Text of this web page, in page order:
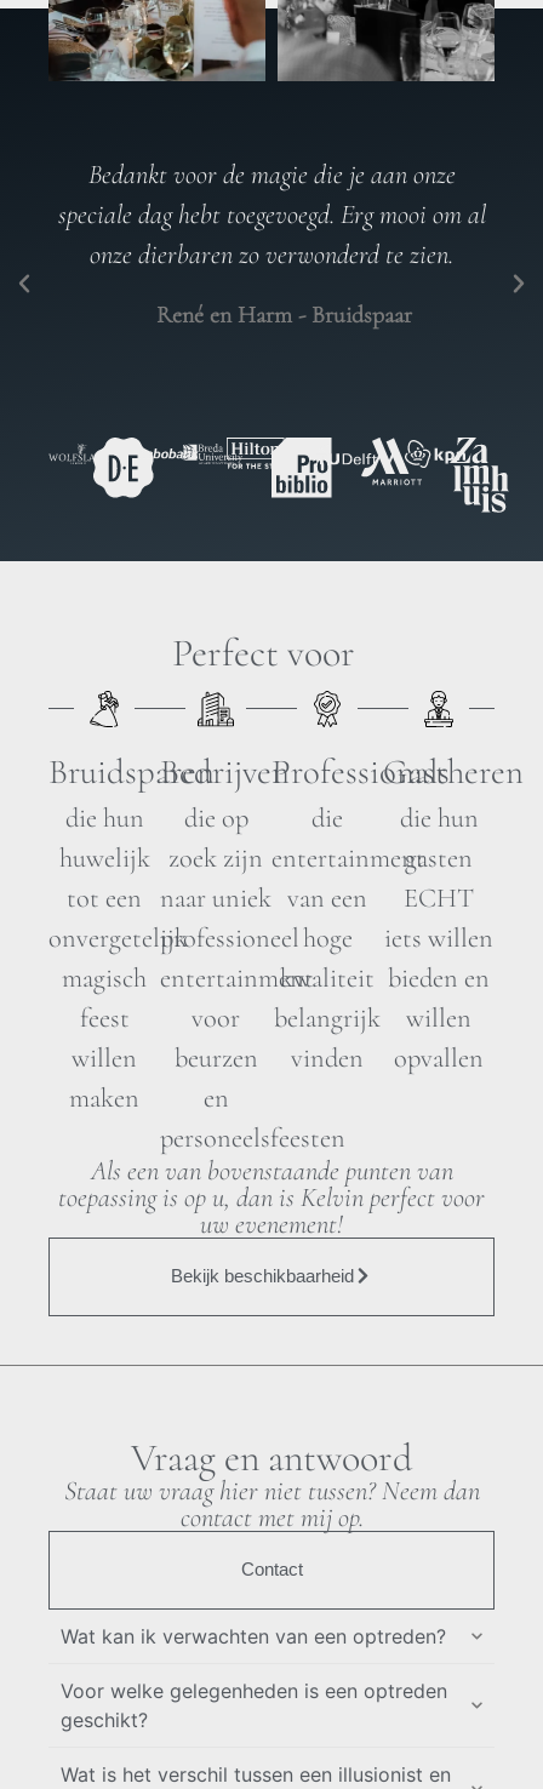
Heel erg bedankt voor jouw magische
toevoeging aan de avond. Hoor nog steeds van
mensen hoe ze onder de indruk waren. Erg
het programma.
Perfect voor
Bruidsparen
die hun
huwelijk
tot een
onvergetelijk
magisch
feest
willen
maken
Bedrijven
die op
zoek zijn
naar uniek
professioneel
entertainment
voor
beurzen
en
personeelsfeesten
Professionals
die
entertainment
van een
hoge
kwaliteit
belangrijk
vinden
Gastheren
die hun
gasten
ECHT
iets willen
bieden en
willen
opvallen
Als een van bovenstaande punten van
toepassing is op u, dan is Kelvin perfect voor
uw evenement!
Bekijk beschikbaarheid
Vraag en antwoord
Staat uw vraag hier niet tussen? Neem dan
contact met mij op.
Contact
Wat kan ik verwachten van een optreden?
Voor welke gelegenheden is een optreden
geschikt?
Wat is het verschil tussen een illusionist en